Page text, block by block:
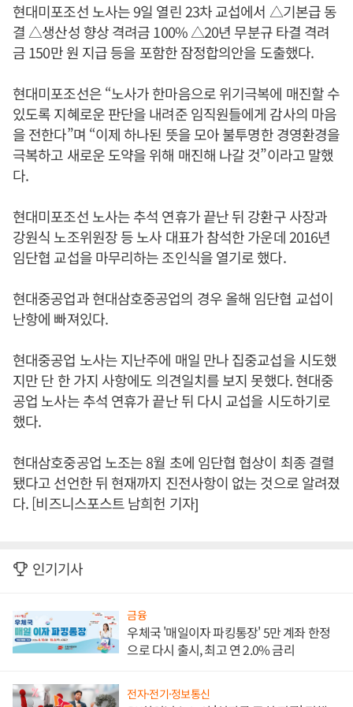
현대미포조선 노사는 9일 열린 23차 교섭에서 △기본급 동
결 △생산성 향상 격려금 100% △20년 무분규 타결 격려
금 150만 원 지급 등을 포함한 잠정합의안을 도출했다.
현대미포조선은 “노사가 한마음으로 위기극복에 매진할 수
있도록 지혜로운 판단을 내려준 임직원들에게 감사의 마음
을 전한다”며 “이제 하나된 뜻을 모아 불투명한 경영환경을
극복하고 새로운 도약을 위해 매진해 나갈 것”이라고 말했
다.
현대미포조선 노사는 추석 연휴가 끝난 뒤 강환구 사장과
강원식 노조위원장 등 노사 대표가 참석한 가운데 2016년
임단협 교섭을 마무리하는 조인식을 열기로 했다.
현대중공업과 현대삼호중공업의 경우 올해 임단협 교섭이
난항에 빠져있다.
현대중공업 노사는 지난주에 매일 만나 집중교섭을 시도했
지만 단 한 가지 사항에도 의견일치를 보지 못했다. 현대중
공업 노사는 추석 연휴가 끝난 뒤 다시 교섭을 시도하기로
했다.
현대삼호중공업 노조는 8월 초에 임단협 협상이 최종 결렬
됐다고 선언한 뒤 현재까지 진전사항이 없는 것으로 알려졌
다. [비즈니스포스트 남희헌 기자]
인기기사
금융
우체국 '매일이자 파킹통장' 5만 계좌 한정
으로 다시 출시, 최고 연 2.0% 금리
전자·전기·정보통신